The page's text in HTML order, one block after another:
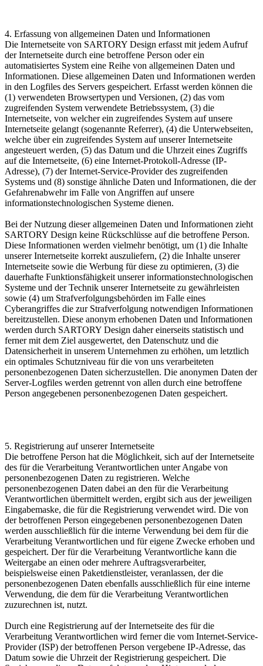
4. Erfassung von allgemeinen Daten und Informationen
Die Internetseite von SARTORY Design erfasst mit jedem Aufruf
der Internetseite durch eine betroffene Person oder ein
automatisiertes System eine Reihe von allgemeinen Daten und
Informationen. Diese allgemeinen Daten und Informationen werden
in den Logfiles des Servers gespeichert. Erfasst werden können die
(1) verwendeten Browsertypen und Versionen, (2) das vom
zugreifenden System verwendete Betriebssystem, (3) die
Internetseite, von welcher ein zugreifendes System auf unsere
Internetseite gelangt (sogenannte Referrer), (4) die Unterwebseiten,
welche über ein zugreifendes System auf unserer Internetseite
angesteuert werden, (5) das Datum und die Uhrzeit eines Zugriffs
auf die Internetseite, (6) eine Internet-Protokoll-Adresse (IP-
Adresse), (7) der Internet-Service-Provider des zugreifenden
Systems und (8) sonstige ähnliche Daten und Informationen, die der
Gefahrenabwehr im Falle von Angriffen auf unsere
informationstechnologischen Systeme dienen.
Bei der Nutzung dieser allgemeinen Daten und Informationen zieht
SARTORY Design keine Rückschlüsse auf die betroffene Person.
Diese Informationen werden vielmehr benötigt, um (1) die Inhalte
unserer Internetseite korrekt auszuliefern, (2) die Inhalte unserer
Internetseite sowie die Werbung für diese zu optimieren, (3) die
dauerhafte Funktionsfähigkeit unserer informationstechnologischen
Systeme und der Technik unserer Internetseite zu gewährleisten
sowie (4) um Strafverfolgungsbehörden im Falle eines
Cyberangriffes die zur Strafverfolgung notwendigen Informationen
bereitzustellen. Diese anonym erhobenen Daten und Informationen
werden durch SARTORY Design daher einerseits statistisch und
ferner mit dem Ziel ausgewertet, den Datenschutz und die
Datensicherheit in unserem Unternehmen zu erhöhen, um letztlich
ein optimales Schutzniveau für die von uns verarbeiteten
personenbezogenen Daten sicherzustellen. Die anonymen Daten der
Server-Logfiles werden getrennt von allen durch eine betroffene
Person angegebenen personenbezogenen Daten gespeichert.
5. Registrierung auf unserer Internetseite
Die betroffene Person hat die Möglichkeit, sich auf der Internetseite
des für die Verarbeitung Verantwortlichen unter Angabe von
personenbezogenen Daten zu registrieren. Welche
personenbezogenen Daten dabei an den für die Verarbeitung
Verantwortlichen übermittelt werden, ergibt sich aus der jeweiligen
Eingabemaske, die für die Registrierung verwendet wird. Die von
der betroffenen Person eingegebenen personenbezogenen Daten
werden ausschließlich für die interne Verwendung bei dem für die
Verarbeitung Verantwortlichen und für eigene Zwecke erhoben und
gespeichert. Der für die Verarbeitung Verantwortliche kann die
Weitergabe an einen oder mehrere Auftragsverarbeiter,
beispielsweise einen Paketdienstleister, veranlassen, der die
personenbezogenen Daten ebenfalls ausschließlich für eine interne
Verwendung, die dem für die Verarbeitung Verantwortlichen
zuzurechnen ist, nutzt.
Durch eine Registrierung auf der Internetseite des für die
Verarbeitung Verantwortlichen wird ferner die vom Internet-Service-
Provider (ISP) der betroffenen Person vergebene IP-Adresse, das
Datum sowie die Uhrzeit der Registrierung gespeichert. Die